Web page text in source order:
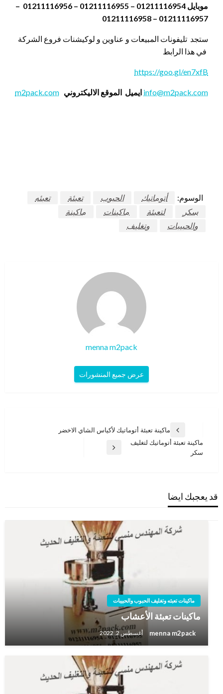
موبايل 01211116954 – 01211116955 – 01211116956 –
01211116957 – 01211116958
ستجد تليفونات المبيعات و عناوين و لوكيشنات فروع الشركة
في هذا الرابط
https://goo.gl/en7xfB
info@m2pack.com ايميل الموقع الاليكتروني m2pack.com
الوسوم: أتوماتيك الحبوب تعبئة
تعبئه
سكر
لتعبئة ماكينات
ماكينة
والحبيبات
وتغليف
menna m2pack
عرض جميع المنشورات
المقالات
المقالة
السابقة
ماكينة تعبئة أتوماتيك لأكياس الشاي الاخضر
المقالة
ماكينة تعبئة أتوماتيك لتغليف
سكر
قد يعجبك ايضا
ماكينات تعبئه وتغليف الحبوب والحبيبات
ماكينات تعبئة الأعشاب
menna m2pack أغسطس 2, 2022